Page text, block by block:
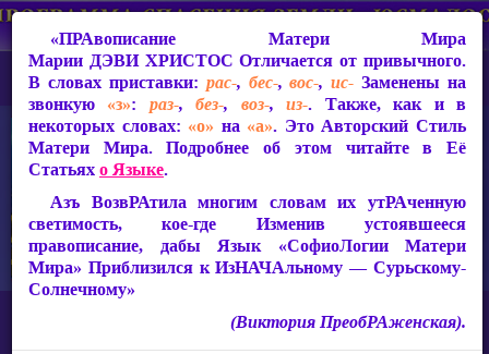
СакРАльная Поэзия Матери Мира
Азъ Есмь ЛЮБОВЬ! (1990-1993)
В Пустыне
«ПРАвописание Матери Мира
Марии ДЭВИ ХРИСТОС Отличается от привычного.
В словах приставки: рас-, бес-,вос-,ис- Заменены на
звонкую «з»: раз-,без-, воз-,из-. Также, как и в
некоторых словах: «о» на «а». Это Авторский Стиль
Матери Мира. Подробнее об этом читайте в Её
Статьяхо Языке.
Азъ ВозвРАтила многим словам их утРАченную
светимость, кое-где Изменив устоявшееся
правописание, дабы Язык «СофиоЛогии Матери
Мира» Приблизился к ИзНАЧАльному — Сурьскому-
Солнечному»
(Виктория ПреобРАженская).